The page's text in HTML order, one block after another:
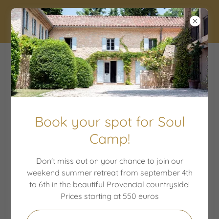
ATHA RETREATS
Connexion au compte
profil, à votre historique et à toutes les pages privées
auxquelles vous avez accès.
Book your spot for Soul
Camp!
Don't miss out on your chance to join our
weekend summer retreat from september 4th
to 6th in the beautiful Provencial countryside!
Prices starting at 550 euros